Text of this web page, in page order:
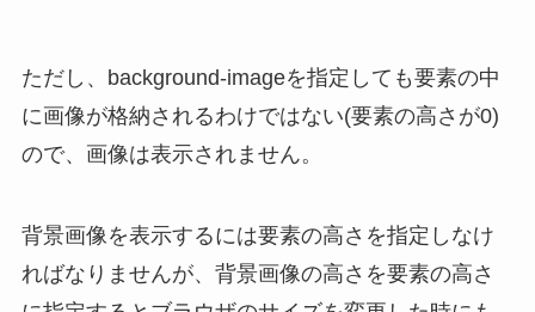
ただし、background-imageを指定しても要素の中
に画像が格納されるわけではない(要素の高さが0)
ので、画像は表示されません。
背景画像を表示するには要素の高さを指定しなけ
ればなりませんが、背景画像の高さを要素の高さ